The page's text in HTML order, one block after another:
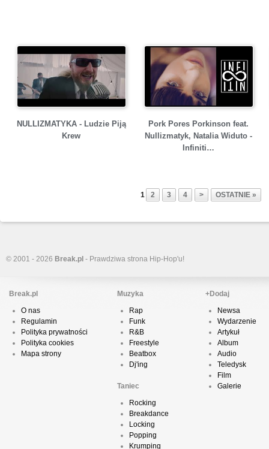
NULLIZMATYKA - Ludzie Piją
Krew
Pork Pores Porkinson feat.
Nullizmatyk, Natalia Widuto -
Infiniti…
1 2 3 4 > OSTATNIE »
© 2001 - 2026 Break.pl - Prawdziwa strona Hip-Hop'u!
Break.pl
O nas
Regulamin
Polityka prywatności
Polityka cookies
Mapa strony
Muzyka
Rap
Funk
R&B
Freestyle
Beatbox
Dj'ing
Taniec
Rocking
Breakdance
Locking
Popping
Krumping
+Dodaj
Newsa
Wydarzenie
Artykuł
Album
Audio
Teledysk
Film
Galerie